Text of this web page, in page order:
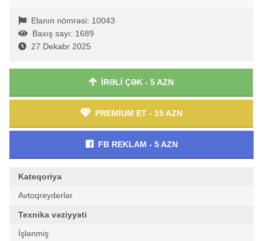
Elanın nömrəsi: 10043
Baxış sayı: 1689
27 Dekabr 2025
İRƏLİ ÇƏK - 5 AZN
PREMİUM ET - 15 AZN
FB REKLAM - 5 AZN
Kateqoriya
Avtoqreyderlər
Texnika vəziyyəti
İşlənmiş